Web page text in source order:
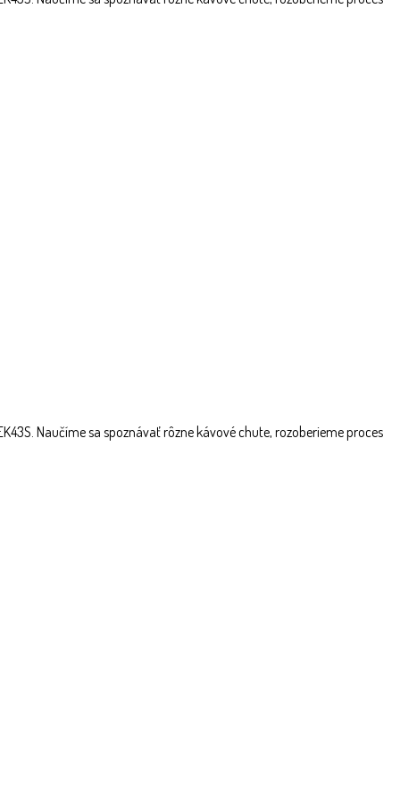
Naučíme sa spoznávať rôzne kávové chute, rozoberieme proces